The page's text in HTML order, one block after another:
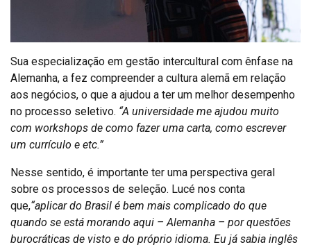
Sua especialização em gestão intercultural com ênfase na
Alemanha, a fez compreender a cultura alemã em relação
aos negócios, o que a ajudou a ter um melhor desempenho
no processo seletivo. “A universidade me ajudou muito
com workshops de como fazer uma carta, como escrever
um currículo e etc.”
Nesse sentido, é importante ter uma perspectiva geral
sobre os processos de seleção. Lucé nos conta
que,“aplicar do Brasil é bem mais complicado do que
quando se está morando aqui – Alemanha – por questões
burocráticas de visto e do próprio idioma. Eu já sabia inglês